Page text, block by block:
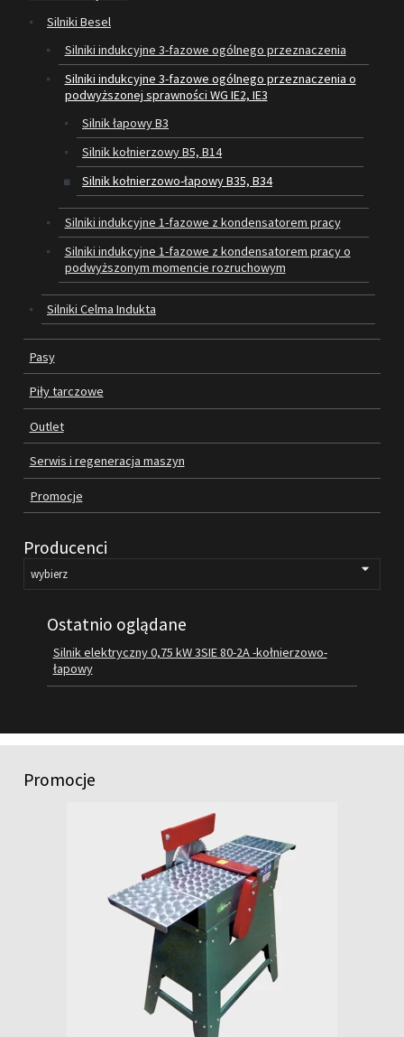
PIŁY TARCZOWE
SERWIS I REGENERACJA MASZYN
PROMOCJE
REGULAMIN
KATALOGI
OBRABIARKI DO DREWNA
SILNIKI ELEKTRYCZNE
PASY KLINOWE
FILMY
KONTAKT
Silniki Besel
Silniki indukcyjne 3-fazowe ogólnego przeznaczenia
Silniki indukcyjne 3-fazowe ogólnego przeznaczenia o
podwyższonej sprawności WG IE2, IE3
Silnik łapowy B3
Silnik kołnierzowy B5, B14
Silnik kołnierzowo-łapowy B35, B34
Silniki indukcyjne 1-fazowe z kondensatorem pracy
Silniki indukcyjne 1-fazowe z kondensatorem pracy o
podwyższonym momencie rozruchowym
Silniki Celma Indukta
Pasy
Piły tarczowe
Outlet
Serwis i regeneracja maszyn
Promocje
Producenci
Ostatnio oglądane
Silnik elektryczny 0,75 kW 3SIE 80-2A -kołnierzowo-
łapowy
Promocje